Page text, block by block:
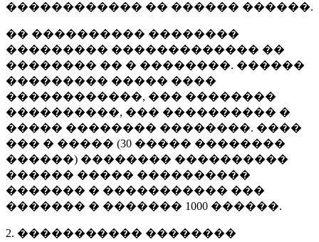
������������ �� ������ ������.
�� ���������� ��������
��������� ������������� ��
�������� �� � ��������. ������
��������� ����� ����
������������, ��� ��������
����������, ��� ���������� �
����� �������� ��������. ����
��� � ����� (30 ����� ��������
������) �������� ����������
������ ����� ����������
������� � ����������� ���
������� � ������� 1000 ������.
2. ����������� ��������